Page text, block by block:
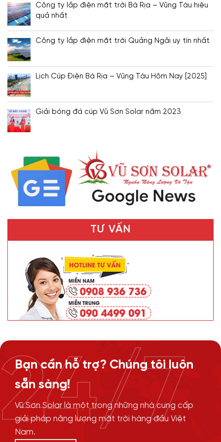
Công ty lắp điện mặt trời Bà Rịa – Vũng Tàu hiệu
quả nhất
Công ty lắp điện mặt trời Quảng Ngãi uy tín nhất
Lịch Cúp Điện Bà Rịa – Vũng Tàu Hôm Nay [2025]
Giải bóng đá cúp Vũ Sơn Solar năm 2023
TƯ VẤN
Bạn cần hỗ trợ? Chúng tôi luôn
sẵn sàng!
Vũ Sơn Solar là một trong những nhà cung cấp
giải pháp năng lượng mặt trời hàng đầu Việt
Nam.
24/7